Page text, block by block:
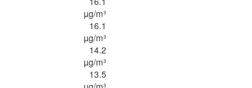
µg/m³
16.1
µg/m³
14.2
µg/m³
13.5